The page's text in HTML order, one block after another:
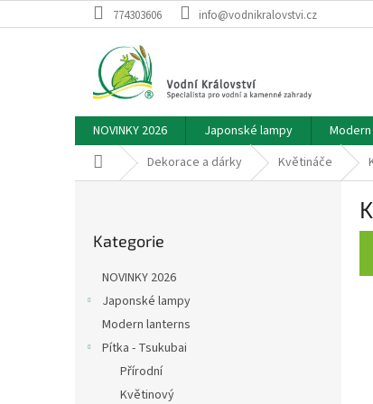
na
774303606 info@vodnikralovstvi.cz
NOVINKY 2026 Japonské lampy
Domů Dekorace a dárky Květináče
kategorie
Kategorie
NOVINKY 2026
Japonské lampy
Modern lanterns
Pítka - Tsukubai
Přírodní
Květinový